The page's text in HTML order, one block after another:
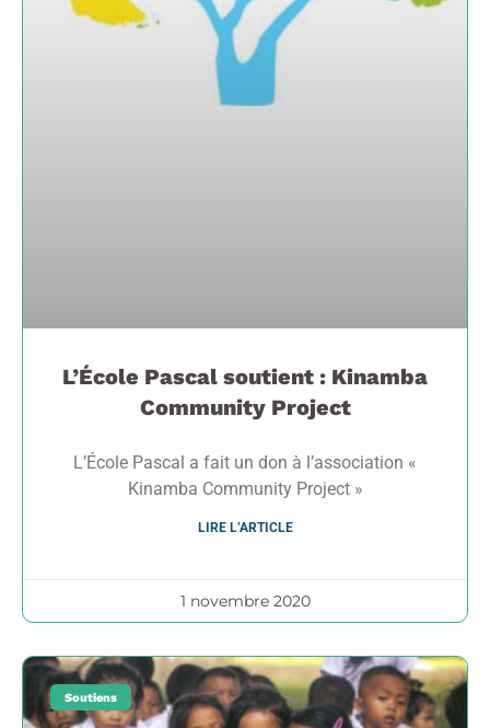
L’École Pascal soutient : Kinamba
Community Project
L’École Pascal a fait un don à l’association «
Kinamba Community Project »
LIRE L’ARTICLE
1 novembre 2020
Soutiens